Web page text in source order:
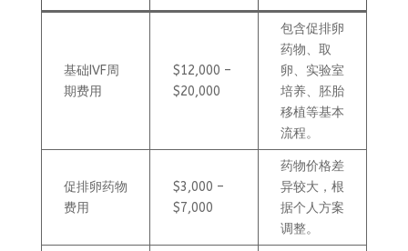
基础IVF周
期费用
$12,000 –
$20,000
包含促排卵
药物、取
卵、实验室
培养、胚胎
移植等基本
流程。
促排卵药物
费用
$3,000 –
$7,000
药物价格差
异较大，根
据个人方案
调整。